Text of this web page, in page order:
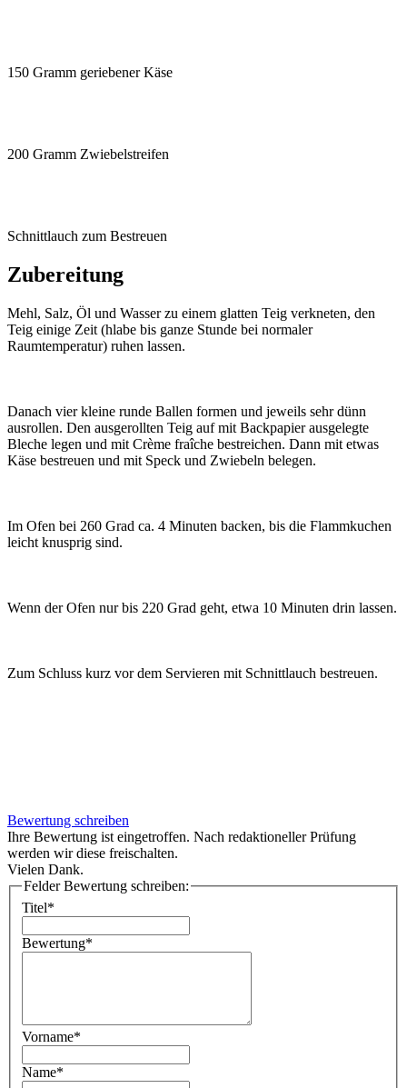
150 Gramm geriebener Käse
200 Gramm Zwiebelstreifen
Schnittlauch zum Bestreuen
Zubereitung
Mehl, Salz, Öl und Wasser zu einem glatten Teig verkneten, den
Teig einige Zeit (hlabe bis ganze Stunde bei normaler
Raumtemperatur) ruhen lassen.
Danach vier kleine runde Ballen formen und jeweils sehr dünn
ausrollen. Den ausgerollten Teig auf mit Backpapier ausgelegte
Bleche legen und mit Crème fraîche bestreichen. Dann mit etwas
Käse bestreuen und mit Speck und Zwiebeln belegen.
Im Ofen bei 260 Grad ca. 4 Minuten backen, bis die Flammkuchen
leicht knusprig sind.
Wenn der Ofen nur bis 220 Grad geht, etwa 10 Minuten drin lassen.
Zum Schluss kurz vor dem Servieren mit Schnittlauch bestreuen.
Bewertung schreiben
Ihre Bewertung ist eingetroffen. Nach redaktioneller Prüfung
werden wir diese freischalten.
Vielen Dank.
Felder Bewertung schreiben:
Titel*
Bewertung*
Vorname*
Name*